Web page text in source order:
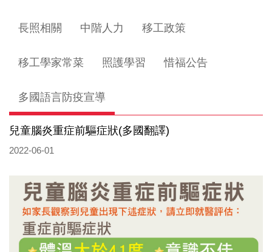
長照相關 中階人力 移工政策
移工學家常菜 照護學習 惜福公告
多國語言防疫宣導
兒童腦炎重症前驅症狀(多國翻譯)
2022-06-01